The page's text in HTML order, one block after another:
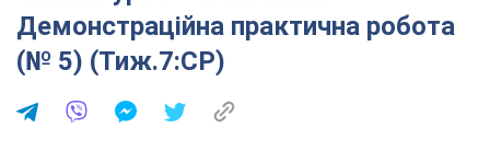
Демонстраційна практична робота
(№ 5) (Тиж.7:СР)